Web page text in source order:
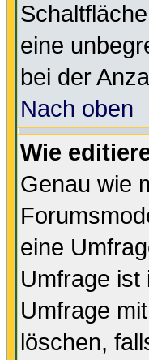
eine
bei der
Nach oben
Wie
Genau wie
eine
Umfrage ist
Umfrage
löschen,